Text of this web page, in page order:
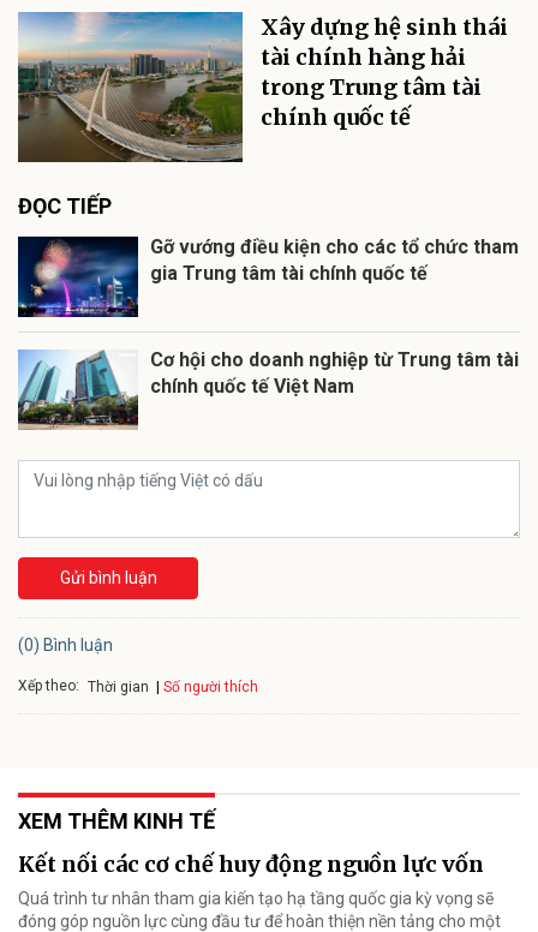
Xây dựng hệ sinh thái
tài chính hàng hải
trong Trung tâm tài
chính quốc tế
ĐỌC TIẾP
Gỡ vướng điều kiện cho các tổ chức tham
gia Trung tâm tài chính quốc tế
Cơ hội cho doanh nghiệp từ Trung tâm tài
chính quốc tế Việt Nam
Gửi bình luận
(0) Bình luận
Xếp theo: Thời gian Số người thích
XEM THÊM KINH TẾ
Kết nối các cơ chế huy động nguồn lực vốn
Quá trình tư nhân tham gia kiến tạo hạ tầng quốc gia kỳ vọng sẽ
đóng góp nguồn lực cùng đầu tư để hoàn thiện nền tảng cho một